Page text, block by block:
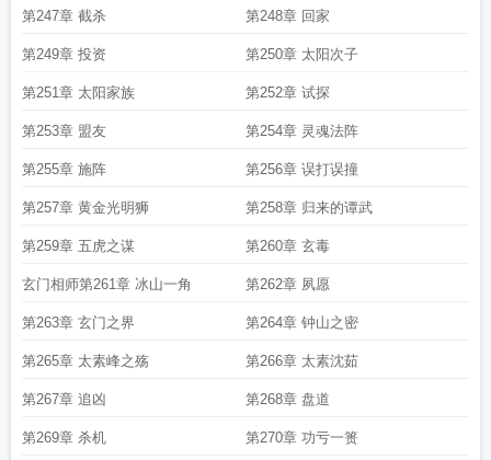
第247章 截杀 第248章 回家
第249章 投资 第250章 太阳次子
第251章 太阳家族 第252章 试探
第253章 盟友 第254章 灵魂法阵
第255章 施阵 第256章 误打误撞
第257章 黄金光明狮 第258章 归来的谭武
第259章 五虎之谋 第260章 玄毒
玄门相师第261章 冰山一角 第262章 夙愿
第263章 玄门之界 第264章 钟山之密
第265章 太素峰之殇 第266章 太素沈茹
第267章 追凶 第268章 盘道
第269章 杀机 第270章 功亏一篑